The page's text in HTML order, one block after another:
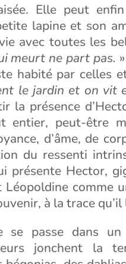
Elle peut
lapine et son
avec toutes les
meurt ne part pas.
habité par celles
le jardin et on vit
la présence
entier, peut-être
d’âme, de
du ressenti
présente Hector,
Léopoldine comme
à la trace qu’il
se passe dans
jonchent la